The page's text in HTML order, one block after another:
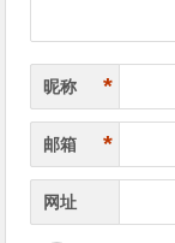
昵称 *
邮箱 *
网址